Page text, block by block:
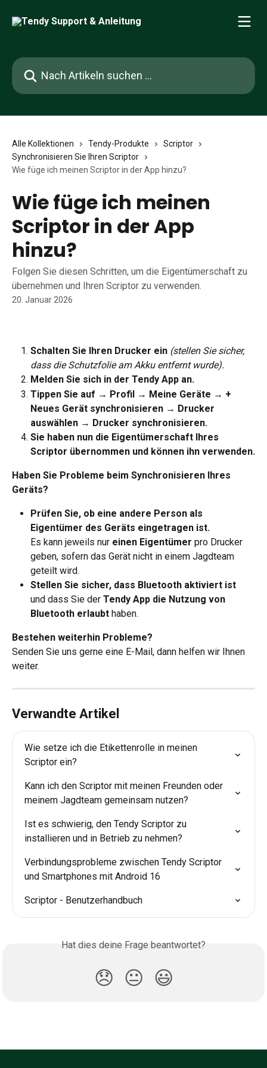
Nach Artikeln suchen …
Alle Kollektionen Tendy-Produkte
Scriptor
Synchronisieren Sie Ihren Scriptor
Wie füge ich meinen Scriptor in der App hinzu?
Wie füge ich meinen
Scriptor in der App
hinzu?
Folgen Sie diesen Schritten, um die Eigentümerschaft zu
übernehmen und Ihren Scriptor zu verwenden.
20. Januar 2026
Schalten Sie Ihren Drucker ein (stellen Sie sicher,
dass die Schutzfolie am Akku entfernt wurde).
Melden Sie sich in der Tendy App an.
Tippen Sie auf → Profil → Meine Geräte → +
Neues Gerät synchronisieren → Drucker
auswählen → Drucker synchronisieren.
Sie haben nun die Eigentümerschaft Ihres
Scriptor übernommen und können ihn verwenden.
Haben Sie Probleme beim Synchronisieren Ihres
Geräts?
Prüfen Sie, ob eine andere Person als
Eigentümer des Geräts eingetragen ist.
Es kann jeweils nur einen Eigentümer pro Drucker
geben, sofern das Gerät nicht in einem Jagdteam
geteilt wird.
Stellen Sie sicher, dass Bluetooth aktiviert ist
und dass Sie der Tendy App die Nutzung von
Bluetooth erlaubt haben.
Bestehen weiterhin Probleme?
Senden Sie uns gerne eine E-Mail, dann helfen wir Ihnen
weiter.
Verwandte Artikel
Wie setze ich die Etikettenrolle in meinen
Scriptor ein?
Kann ich den Scriptor mit meinen Freunden oder
meinem Jagdteam gemeinsam nutzen?
Ist es schwierig, den Tendy Scriptor zu
installieren und in Betrieb zu nehmen?
Verbindungsprobleme zwischen Tendy Scriptor
und Smartphones mit Android 16
Scriptor - Benutzerhandbuch
Hat dies deine Frage beantwortet?
😞 😐 😃